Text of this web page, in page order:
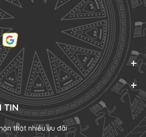
TIN
thật nhiều ưu đãi